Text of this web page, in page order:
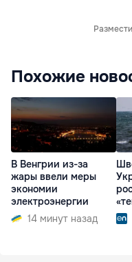
Похожие
В Венгрии из-за
жары ввели меры
экономии
электроэнергии
14 минут назад